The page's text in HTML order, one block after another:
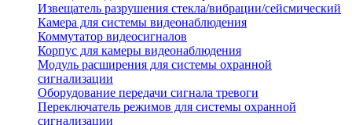
Извещатель разрушения стекла/вибрации/сейсмический
Камера для системы видеонаблюдения
Коммутатор видеосигналов
Корпус для камеры видеонаблюдения
Модуль расширения для системы охранной
сигнализации
Оборудование передачи сигнала тревоги
Переключатель режимов для системы охранной
сигнализации